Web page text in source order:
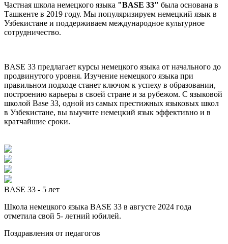
Частная школа немецкого языка "BASE 33" была основана в
Ташкенте в 2019 году. Мы популяризируем немецкий язык в
Узбекистане и поддерживаем международное культурное
сотрудничество.
BASE 33 предлагает курсы немецкого языка от начального до
продвинутого уровня. Изучение немецкого языка при
правильном подходе станет ключом к успеху в образовании,
построению карьеры в своей стране и за рубежом. С языковой
школой Base 33, одной из самых престижных языковых школ
в Узбекистане, вы выучите немецкий язык эффективно и в
кратчайшие сроки.
BASE 33 - 5 лет
Школа немецкого языка BASE 33 в августе 2024 года
отметила свой 5- летний юбилей.
Поздравления от педагогов